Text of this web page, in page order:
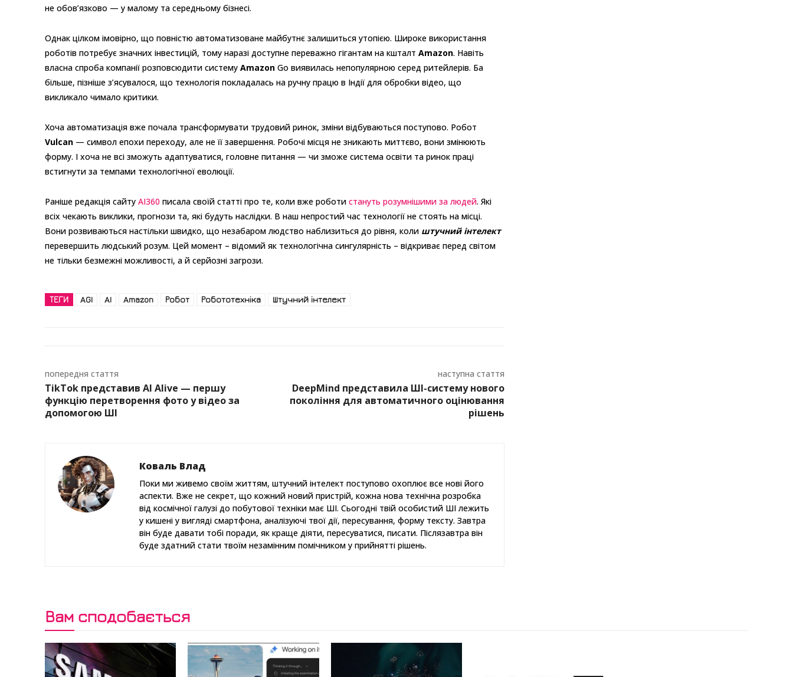
не обов’язково — у малому та середньому бізнесі.
Однак цілком імовірно, що повністю автоматизоване майбутнє залишиться утопією. Широке використання
роботів потребує значних інвестицій, тому наразі доступне переважно гігантам на кшталт Amazon. Навіть
власна спроба компанії розповсюдити систему Amazon Go виявилась непопулярною серед ритейлерів. Ба
більше, пізніше з’ясувалося, що технологія покладалась на ручну працю в Індії для обробки відео, що
викликало чимало критики.
Хоча автоматизація вже почала трансформувати трудовий ринок, зміни відбуваються поступово. Робот
Vulcan — символ епохи переходу, але не її завершення. Робочі місця не зникають миттєво, вони змінюють
форму. І хоча не всі зможуть адаптуватися, головне питання — чи зможе система освіти та ринок праці
встигнути за темпами технологічної еволюції.
Раніше редакція сайту AI360 писала своїй статті про те, коли вже роботи стануть розумнішими за людей. Які
всіх чекають виклики, прогнози та, які будуть наслідки. В наш непростий час технології не стоять на місці.
Вони розвиваються настільки швидко, що незабаром людство наблизиться до рівня, коли штучний інтелект
перевершить людський розум. Цей момент – відомий як технологічна сингулярність – відкриває перед світом
не тільки безмежні можливості, а й серйозні загрози.
ТЕГИ AGI AI Amazon Робот Робототехніка Штучний інтелект
попередня стаття
TikTok представив AI Alive — першу
функцію перетворення фото у відео за
допомогою ШІ
наступна стаття
DeepMind представила ШІ-систему нового
покоління для автоматичного оцінювання
рішень
Коваль Влад
Поки ми живемо своїм життям, штучний інтелект поступово охоплює все нові його
аспекти. Вже не секрет, що кожний новий пристрій, кожна нова технічна розробка
від космічної галузі до побутової техніки має ШІ. Сьогодні твій особистий ШІ лежить
у кишені у вигляді смартфона, аналізуючі твої дії, пересування, форму тексту. Завтра
він буде давати тобі поради, як краще діяти, пересуватися, писати. Післязавтра він
буде здатний стати твоїм незамінним помічником у прийнятті рішень.
Вам сподобається